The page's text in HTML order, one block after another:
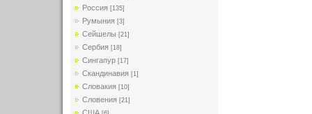
Россия [135]
Румыния [3]
Сейшелы [21]
Сербия [18]
Сингапур [17]
Скандинавия [1]
Словакия [10]
Словения [21]